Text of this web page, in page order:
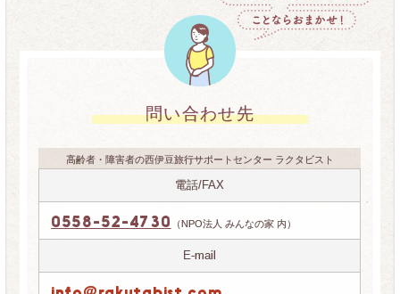
問い合わせ先
高齢者・障害者の西伊豆旅行サポートセンター ラクタビスト
電話/FAX
0558-52-4730 （NPO法人 みんなの家 内）
E-mail